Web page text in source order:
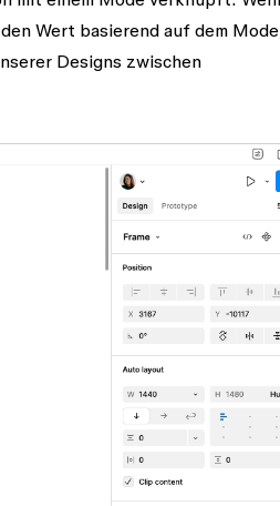
Wert basierend auf dem
Designs zwischen